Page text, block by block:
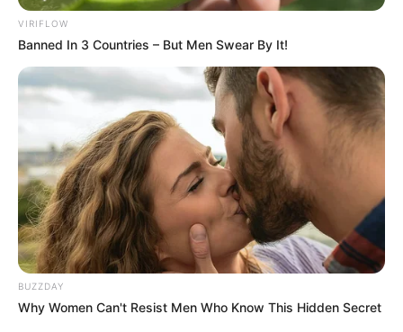
VIRIFLOW
Banned In 3 Countries – But Men Swear By It!
BUZZDAY
Why Women Can't Resist Men Who Know This Hidden Secret